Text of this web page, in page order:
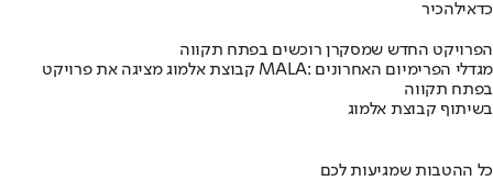
כדאילהכיר
הפרויקט החדש שמסקרן רוכשים בפתח תקווה
קבוצת אלמוג מציגה את פרויקט MALA: מגדלי הפרימיום האחרונים
בפתח תקווה
בשיתוף קבוצת אלמוג
כל ההטבות שמגיעות לכם